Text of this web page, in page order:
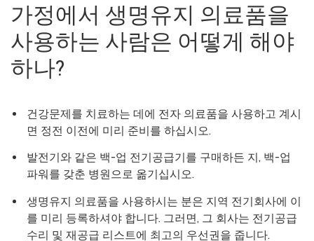
가정에서 생명유지 의료품을
사용하는 사람은 어떻게 해야
하나?
건강문제를 치료하는 데에 전자 의료품을 사용하고 계시
면 정전 이전에 미리 준비를 하십시오.
발전기와 같은 백-업 전기공급기를 구매하든 지, 백-업
파워를 갖춘 병원으로 옮기십시오.
생명유지 의료품을 사용하시는 분은 지역 전기회사에 이
를 미리 등록하셔야 합니다. 그러면, 그 회사는 전기공급
수리 및 재공급 리스트에 최고의 우선권을 줍니다.